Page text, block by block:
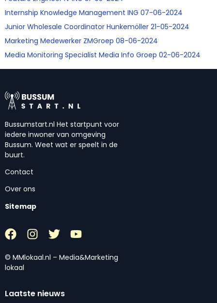
Internship Knowledge Management ING 07-06-2024
Junior Wholesale Coordinator Hunkemöller 21-05-2024
Marketing Medewerker ZMGroep 08-06-2024
Media Monitoring Specialist Media Info Groep 02-06-2024
Bussumstart.nl Het startpunt voor
iedere inwoner van omgeving
Bussum. Weet wat er speelt in de
buurt.
Contact
Over ons
Sitemap
© MMlokaal.nl – Media&Marketing
lokaal
Laatste nieuws